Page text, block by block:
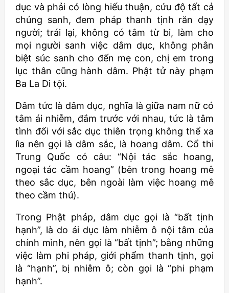
dục và phải có lòng hiếu thuận, cứu độ tất cả
chúng sanh, đem pháp thanh tịnh răn dạy
người; trái lại, không có tâm từ bi, làm cho
mọi người sanh việc dâm dục, không phân
biệt súc sanh cho đến mẹ con, chị em trong
lục thân cũng hành dâm. Phật tử này phạm
Ba La Di tội.
Dâm tức là dâm dục, nghĩa là giữa nam nữ có
tâm ái nhiễm, đắm trước với nhau, tức là tâm
tình đối với sắc dục thiên trọng không thể xa
lìa nên gọi là dâm sắc, là hoang dâm. Cổ thi
Trung Quốc có câu: “Nội tác sắc hoang,
ngoại tác cầm hoang” (bên trong hoang mê
theo sắc dục, bên ngoài làm việc hoang mê
theo cầm thú).
Trong Phật pháp, dâm dục gọi là “bất tịnh
hạnh”, là do ái dục làm nhiễm ô nội tâm của
chính mình, nên gọi là “bất tịnh”; bằng những
việc làm phi pháp, giới phẩm thanh tịnh, gọi
là “hạnh”, bị nhiễm ô; còn gọi là “phi phạm
hạnh”.